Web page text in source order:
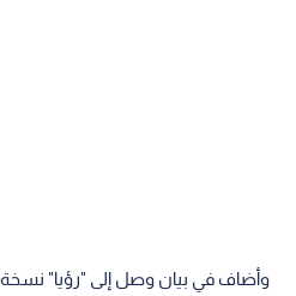
وأضاف في بيان وصل إلى "رؤيا" نسخة